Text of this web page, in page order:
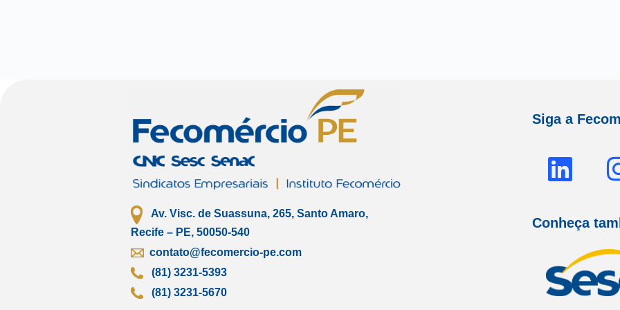
Av. Visc. de Suassuna, 265, Santo Amaro,
Recife – PE, 50050-540
contato@fecomercio-pe.com
(81) 3231-5393
(81) 3231-5670
Siga a
L
i
n
k
e
d
Conheça